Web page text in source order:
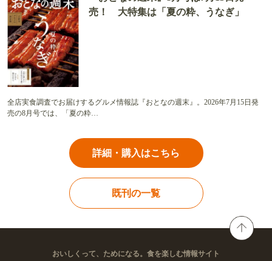
売！ 大特集は「夏の粋、うなぎ」
全店実食調査でお届けするグルメ情報誌『おとなの週末』。2026年7月15日発
売の8月号では、「夏の粋…
詳細・購入はこちら
既刊の一覧
おいしくって、ためになる。食を楽しむ情報サイト